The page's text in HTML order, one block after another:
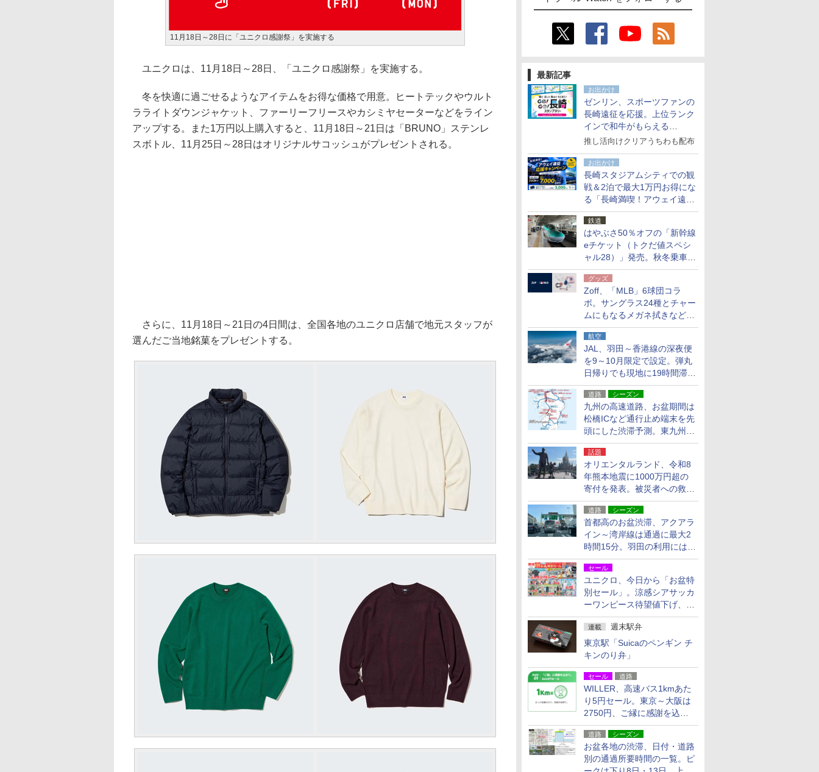
最新記事
お出かけ
ゼンリン、スポーツファンの
長崎遠征を応援。上位ランク
インで和牛がもらえる
「GO！GO！長崎スタンプラ
推し活向けクリアうちわも配布
お出かけ
長崎スタジアムシティでの観
戦＆2泊で最大1万円お得にな
る「長崎満喫！アウェイ遠征
応援キャンペーン」
鉄道
はやぶさ50％オフの「新幹線
eチケット（トクだ値スペシ
ャル28）」発売。秋冬乗車
分、えきねっと限定
グッズ
Zoff、「MLB」6球団コラ
ボ。サングラス24種とチャー
ムにもなるメガネ拭きなど雑
貨24種
航空
JAL、羽田～香港線の深夜便
を9～10月限定で設定。弾丸
日帰りでも現地に19時間滞在
できる
道路 シーズン
九州の高速道路、お盆期間は
松橋ICなど通行止め端末を先
頭にした渋滞予測。東九州道
への迂回は料金調整を実施
話題
オリエンタルランド、令和8
年熊本地震に1000万円超の
寄付を発表。被災者への救援
活動・復旧支援
道路 シーズン
首都高のお盆渋滞、アクアラ
イン～湾岸線は通過に最大2
時間15分。羽田の利用には
「空港西出口」の利用検討を
セール
ユニクロ、今日から「お盆特
別セール」。涼感シアサッカ
ーワンピース待望値下げ、撥
水ギアショーツは1990円に
連載 週末駅弁
東京駅「Suicaのペンギン チ
キンのり弁」
セール 道路
WILLER、高速バス1kmあた
り5円セール。東京～大阪は
2750円、ご縁に感謝を込め
た20周年記念キャンペーン
道路 シーズン
お盆各地の渋滞、日付・道路
別の通過所要時間の一覧。ピ
11月18日～28日に「ユニクロ感謝祭」を実施する
ユニクロは、11月18日～28日、「ユニクロ感謝祭」を実施する。
冬を快適に過ごせるようなアイテムをお得な価格で用意。ヒートテックやウルト
ラライトダウンジャケット、ファーリーフリースやカシミヤセーターなどをライン
アップする。また1万円以上購入すると、11月18日～21日は「BRUNO」ステンレ
スボトル、11月25日～28日はオリジナルサコッシュがプレゼントされる。
さらに、11月18日～21日の4日間は、全国各地のユニクロ店舗で地元スタッフが
選んだご当地銘菓をプレゼントする。